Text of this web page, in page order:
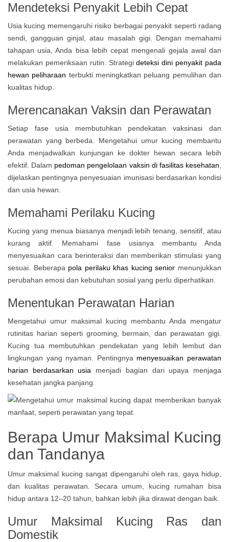
Mendeteksi Penyakit Lebih Cepat
Usia kucing memengaruhi risiko berbagai penyakit seperti radang
sendi, gangguan ginjal, atau masalah gigi. Dengan memahami
tahapan usia, Anda bisa lebih cepat mengenali gejala awal dan
melakukan pemeriksaan rutin. Strategi deteksi dini penyakit pada
hewan peliharaan terbukti meningkatkan peluang pemulihan dan
kualitas hidup.
Merencanakan Vaksin dan Perawatan
Setiap fase usia membutuhkan pendekatan vaksinasi dan
perawatan yang berbeda. Mengetahui umur kucing membantu
Anda menjadwalkan kunjungan ke dokter hewan secara lebih
efektif. Dalam pedoman pengelolaan vaksin di fasilitas kesehatan
dijelaskan pentingnya penyesuaian imunisasi berdasarkan kondisi
dan usia hewan.
Memahami Perilaku Kucing
Kucing yang menua biasanya menjadi lebih tenang, sensitif, atau
kurang aktif. Memahami fase usianya membantu Anda
menyesuaikan cara berinteraksi dan memberikan stimulasi yang
sesuai. Beberapa pola perilaku khas kucing senior menunjukkan
perubahan emosi dan kebutuhan sosial yang perlu diperhatikan.
Menentukan Perawatan Harian
Mengetahui umur maksimal kucing membantu Anda mengatur
rutinitas harian seperti grooming, bermain, dan perawatan gigi.
Kucing tua membutuhkan pendekatan yang lebih lembut dan
lingkungan yang nyaman. Pentingnya menyesuaikan perawatan
harian berdasarkan usia menjadi bagian dari upaya menjaga
kesehatan jangka panjang.
Berapa Umur Maksimal Kucing
dan Tandanya
Umur maksimal kucing sangat dipengaruhi oleh ras, gaya hidup,
dan kualitas perawatan. Secara umum, kucing rumahan bisa
hidup antara 12–20 tahun, bahkan lebih jika dirawat dengan baik.
Umur Maksimal Kucing Ras dan
Domestik